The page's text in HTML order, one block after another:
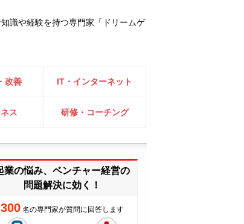
識や経験を持つ専門家「ドリームゲ
改善 IT・インターネット
ス 研修・コーチング
業の悩み、ベンチャー経営の
問題解決に効く！
300 名の専門家が質問に回答します